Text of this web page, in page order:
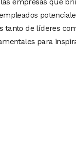
tanto de líderes
para